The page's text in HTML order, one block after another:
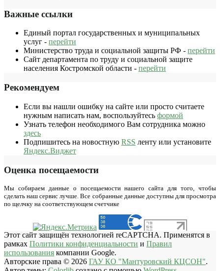
Важные ссылки
Единый портал государственных и муниципальных
услуг - перейти
Министерство труда и социальной защиты РФ - перейти
Сайт департамента по труду и социальной защите
населения Костромской области - перейти
Рекомендуем
Если вы нашли ошибку на сайте или просто считаете
нужным написать нам, воспользуйтесь формой
Узнать телефон необходимого Вам сотрудника можно
здесь
Подпишитесь на новостную RSS ленту или установите
Яндекс.Виджет
Оценка посещаемости
Мы собираем данные о посещаемости нашего сайта для того, чтобы
сделать наш сервис лучше. Все собранные данные доступны для просмотра
по щелчку на соответствующем счетчике
Этот сайт защищён технологией reCAPTCHA. Применятся в
рамках Политики конфиденциальности и Правил
использования компании Google.
Авторские права © 2026 ГАУ КО "Мантуровский КЦСОН".